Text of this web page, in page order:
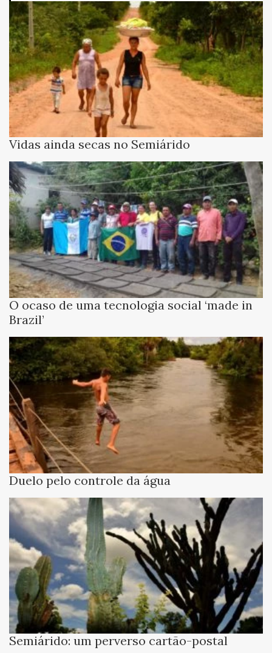
Vidas ainda secas no Semiárido
O ocaso de uma tecnologia social ‘made in
Brazil’
Duelo pelo controle da água
Semiárido: um perverso cartão-postal